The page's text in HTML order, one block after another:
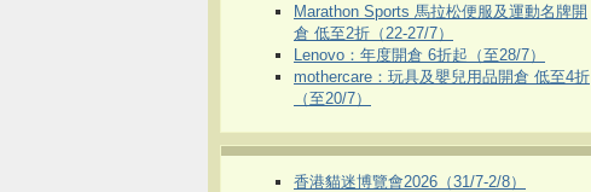
Marathon Sports 馬拉松便服及運動名牌開
倉 低至2折（22-27/7）
Lenovo：年度開倉 6折起（至28/7）
mothercare：玩具及嬰兒用品開倉 低至4折
（至20/7）
香港貓迷博覽會2026（31/7-2/8）